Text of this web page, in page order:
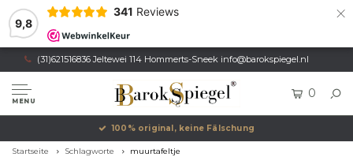
9,8
341 Reviews ×
(31)621516836 Jeltewei 114 Hommerts-Sneek info@barokspiegel.nl
MENU
0
100% original, keine Fälschung
Startseite Schlagworte muurtafeltje